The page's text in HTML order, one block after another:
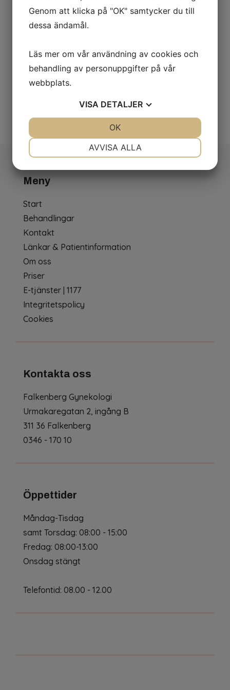
E-post:
Telefon: 0346 - 170 10
Falkenberg Gynekologi
Orgnummer
Urmakaregatan 2, ingång B
311 36 Falkenberg
Meny
Start
Behandlingar
Kontakt
Länkar & Patientinformation
Om oss
Priser
E-tjänster | 1177
Integritetspolicy
Cookies
Kontakta oss
Falkenberg Gynekologi
Urmakaregatan 2, ingång B
311 36 Falkenberg
0346 - 170 10
Öppettider
Måndag-Tisdag
samt Torsdag: 08:00 - 15:00
Fredag: 08:00-13:00
Onsdag stängt
Telefontid: 08.00 - 12.00
Genom att klicka på "OK" samtycker du till
dessa ändamål.
Läs mer om vår användning av cookies och
behandling av personuppgifter på vår
webbplats.
VISA DETALJER
MARKNADSFÖRING
AVVISA ALLA
OK